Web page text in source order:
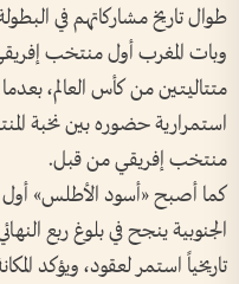
طوال تاريخ مشاركاتهم في
وبات المغرب أول منتخب
استمرارية حضوره بين نخبة
منتخب إفريقي من قبل.
كما أصبح «أسود الأطلس»
الجنوبية ينجح في بلوغ ربع
تاريخياً استمر لعقود، ويؤكد